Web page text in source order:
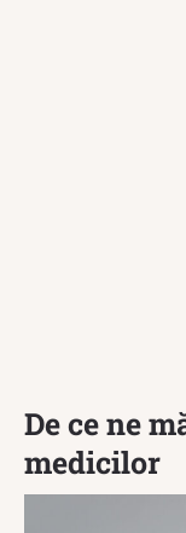
De ce ne
medicilor